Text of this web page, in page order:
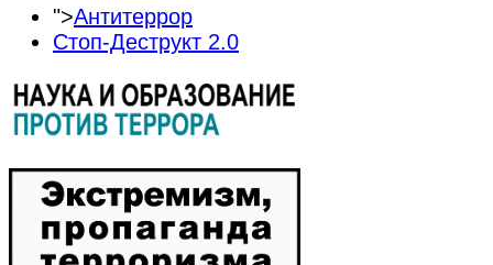
">Антитеррор
Стоп-Деструкт 2.0